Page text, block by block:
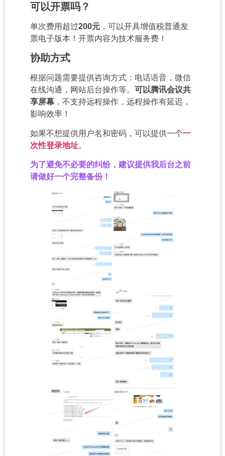
可以开票吗？
单次费用超过200元 ，可以开具增值税普通发
票电子版本！开票内容为技术服务费！
协助方式
根据问题需要提供咨询方式：电话语音，微信
在线沟通，网站后台操作等。 可以腾讯会议共
享屏幕 ，不支持远程操作，远程操作有延迟，
影响效率！
如果不想提供用户名和密码，可以提供一个一
次性登录地址。
为了避免不必要的纠纷，建议提供我后台之前
请做好一个完整备份！